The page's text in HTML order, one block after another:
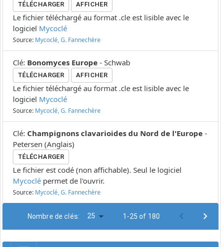
TÉLÉCHARGER AFFICHER
Le fichier téléchargé au format .cle est lisible avec le
logiciel Mycoclé
Source: Mycoclé, G. Fannechère
Clé: Bonomyces Europe - Schwab
TÉLÉCHARGER AFFICHER
Le fichier téléchargé au format .cle est lisible avec le
logiciel Mycoclé
Source: Mycoclé, G. Fannechère
Clé: Champignons clavarioides du Nord de l'Europe -
Petersen (Anglais)
TÉLÉCHARGER
Le fichier est codé (non affichable). Seul le logiciel
Mycoclé permet de l'ouvrir.
Source: Mycoclé, G. Fannechère
Nombre de clés: 25 1-25 of 180